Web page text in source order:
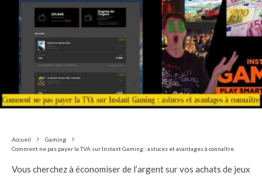
Accueil
Gaming
Comment ne pas payer la TVA sur Instant Gaming : astuces et avantages à connaître
Vous cherchez à économiser de l’argent sur vos achats de jeux